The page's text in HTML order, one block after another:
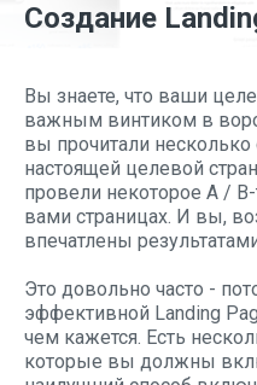
Создание
Вы знаете, что ваши
важным винтиком в
вы прочитали несколько
настоящей целевой
провели некоторое A /
вами страницах. И вы,
впечатлены
Это довольно часто -
эффективной Landing
чем кажется. Есть
которые вы должны